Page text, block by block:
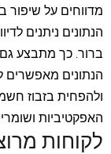
מדווחים על שיפור
הנתונים ניתנים
ברור. כך מתבצע
הנתונים מאפשרים
ולהפחית בזבוז
האפקטיביות
לקוחות